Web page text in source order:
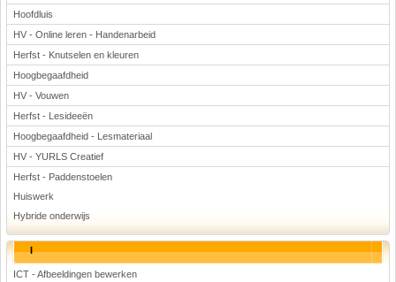
Hoofdluis
HV - Online leren - Handenarbeid
Herfst - Knutselen en kleuren
Hoogbegaafdheid
HV - Vouwen
Herfst - Lesideeën
Hoogbegaafdheid - Lesmateriaal
HV - YURLS Creatief
Herfst - Paddenstoelen
Huiswerk
Hybride onderwijs
I
ICT - Afbeeldingen bewerken